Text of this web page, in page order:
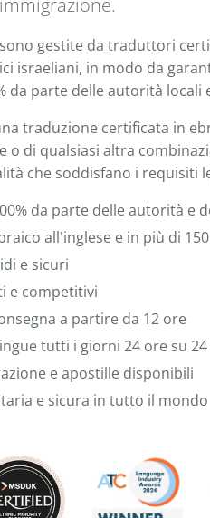
gestite da traduttori
israeliani, in modo da
da parte delle autorità locali
traduzione certificata in
o di qualsiasi altra
che soddisfano i requisiti
da parte delle autorità e
all'inglese e in più di
e sicuri
e competitivi
a partire da 12 ore
tutti i giorni 24 ore su
e apostille disponibili
e sicura in tutto il mondo